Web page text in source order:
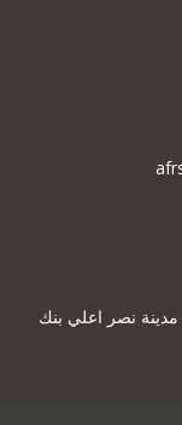
زهراء مدينة نصر اعلي بنك